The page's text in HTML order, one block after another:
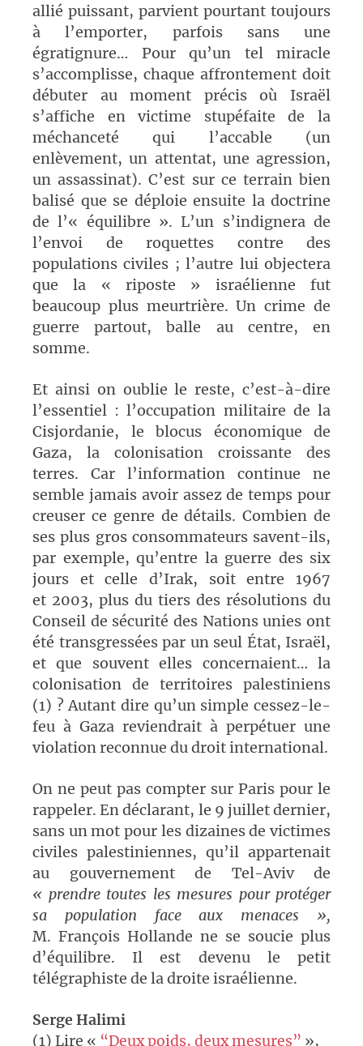
allié puissant, parvient pourtant toujours
à l’emporter, parfois sans une
égratignure… Pour qu’un tel miracle
s’accomplisse, chaque affrontement doit
débuter au moment précis où Israël
s’affiche en victime stupéfaite de la
méchanceté qui l’accable (un
enlèvement, un attentat, une agression,
un assassinat). C’est sur ce terrain bien
balisé que se déploie ensuite la doctrine
de l’« équilibre ». L’un s’indignera de
l’envoi de roquettes contre des
populations civiles ; l’autre lui objectera
que la «
riposte
» israélienne fut
beaucoup plus meurtrière. Un crime de
guerre partout, balle au centre, en
somme.
Et ainsi on oublie le reste, c’est-à-dire
l’essentiel : l’occupation militaire de la
Cisjordanie, le blocus économique de
Gaza, la colonisation croissante des
terres. Car l’information continue ne
semble jamais avoir assez de temps pour
creuser ce genre de détails. Combien de
ses plus gros consommateurs savent-ils,
par exemple, qu’entre la guerre des six
jours et celle d’Irak, soit entre 1967
et 2003, plus du tiers des résolutions du
Conseil de sécurité des Nations unies ont
été transgressées par un seul État, Israël,
et que souvent elles concernaient… la
colonisation de territoires palestiniens
(1) ? Autant dire qu’un simple cessez-le-
feu à Gaza reviendrait à perpétuer une
violation reconnue du droit international.
On ne peut pas compter sur Paris pour le
rappeler. En déclarant, le 9 juillet dernier,
sans un mot pour les dizaines de victimes
civiles palestiniennes, qu’il appartenait
au gouvernement de Tel-Aviv de
« prendre toutes les mesures pour protéger
sa population face aux menaces
»,
M. François Hollande ne se soucie plus
d’équilibre. Il est devenu le petit
télégraphiste de la droite israélienne.
Serge Halimi
(1) Lire « “Deux poids, deux mesures” »,